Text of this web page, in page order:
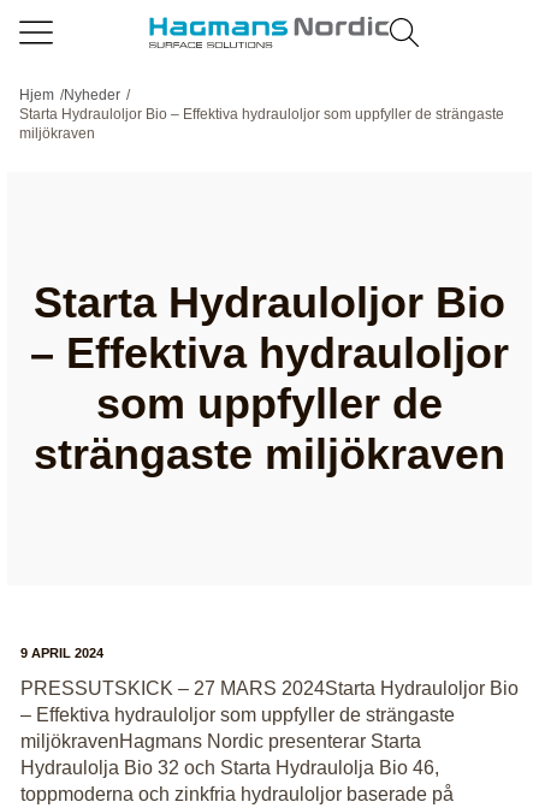
Hjem /Nyheder /
Starta Hydrauloljor Bio – Effektiva hydrauloljor som uppfyller de strängaste
miljökraven
Starta Hydrauloljor Bio
– Effektiva hydrauloljor
som uppfyller de
strängaste miljökraven
9 APRIL 2024
PRESSUTSKICK – 27 MARS 2024Starta Hydrauloljor Bio
– Effektiva hydrauloljor som uppfyller de strängaste
miljökravenHagmans Nordic presenterar Starta
Hydraulolja Bio 32 och Starta Hydraulolja Bio 46,
toppmoderna och zinkfria hydrauloljor baserade på